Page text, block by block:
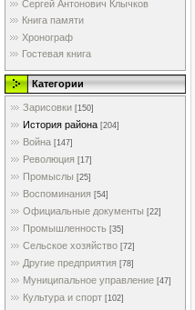
Сергей Антонович Клычков
Книга памяти
Хронограф
Гостевая книга
Категории
Зарисовки [150]
История района [204]
Война [147]
Революция [17]
Промыслы [25]
Воспоминания [54]
Официальные документы [22]
Промышленность [35]
Сельское хозяйство [72]
Другие предприятия [78]
Муниципальное управление [47]
Культура и спорт [102]